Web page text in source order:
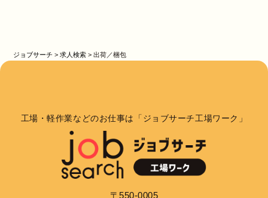
ジョブサーチ >求人検索 >出荷／梱包
工場・軽作業などのお仕事は「ジョブサーチ工場ワーク」
〒550-0005